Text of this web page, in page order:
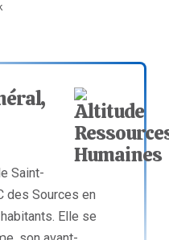
Saint-
des Sources en
Elle se